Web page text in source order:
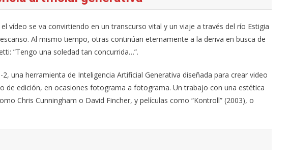
vídeo se va convirtiendo en un transcurso vital y un viaje a través del río Estigia
Al mismo tiempo, otras continúan eternamente a la deriva en busca de
”Tengo una soledad tan concurrida…”.
una herramienta de Inteligencia Artificial Generativa diseñada para crear video
de edición, en ocasiones fotograma a fotograma. Un trabajo con una estética
Chris Cunningham o David Fincher, y películas como “Kontroll” (2003), o